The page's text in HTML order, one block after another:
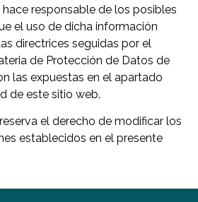
responsable de los posibles
el uso de dicha información
directrices seguidas por el
de Protección de Datos de
las expuestas en el apartado
de este sitio web.
el derecho de modificar los
establecidos en el presente